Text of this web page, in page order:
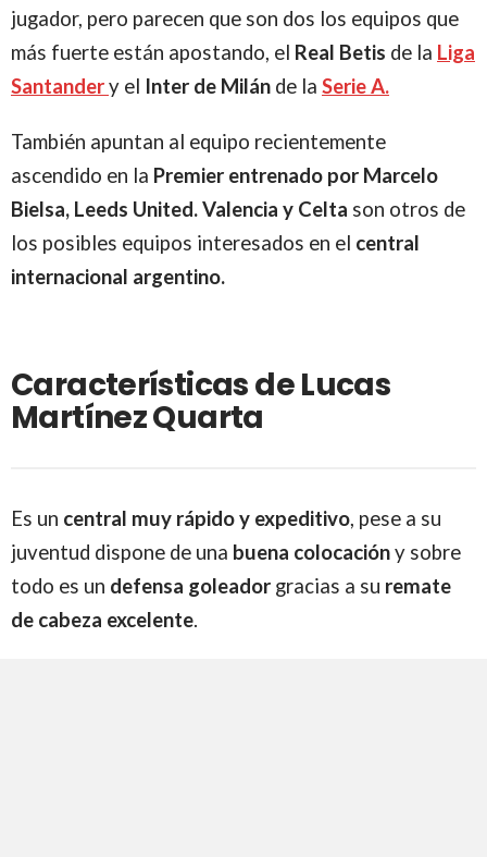
jugador, pero parecen que son dos los equipos que
más fuerte están apostando, el Real Betis de la Liga
Santandery el Inter de Milán de la Serie A.
También apuntan al equipo recientemente
ascendido en la Premier entrenado por Marcelo
Bielsa, Leeds United. Valencia y Celta son otros de
los posibles equipos interesados en el central
internacional argentino.
Características de Lucas
Martínez Quarta
Es un central muy rápido y expeditivo, pese a su
juventud dispone de una buena colocacióny sobre
todo es un defensa goleador gracias a su remate
de cabeza excelente.